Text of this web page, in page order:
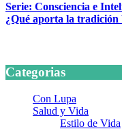
Serie: Consciencia e
¿Qué aporta la tradición
Categorias
Con Lupa
Salud y Vida
Estilo de Vida